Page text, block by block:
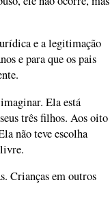
e a legitimação
e para que os pais
Ela está
três filhos. Aos oito
não teve escolha
Crianças em outros